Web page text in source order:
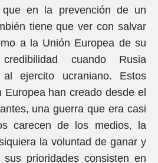
en la prevención de un
tiene que ver con salvar
a la Unión Europea de su
cuando Rusia
al ejercito ucraniano. Estos
Europea han creado desde el
una guerra que era casi
carecen de los medios, la
la voluntad de ganar y
prioridades consisten en